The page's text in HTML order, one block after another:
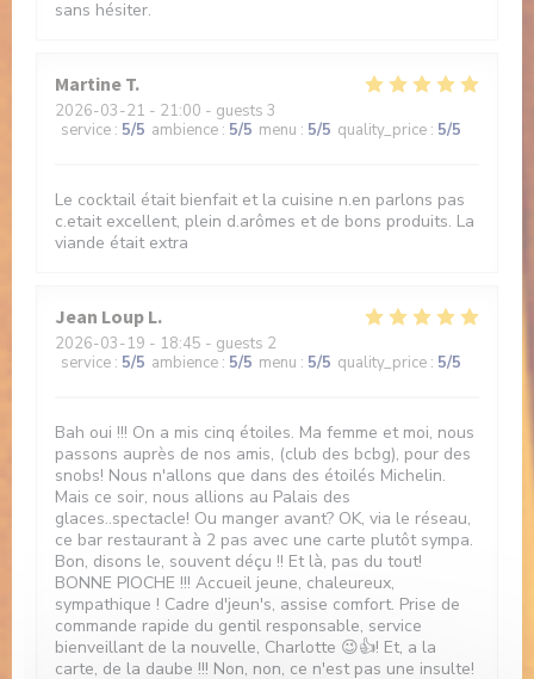
sans hésiter.
Martine T
2026-03-21 - 21:00 - guests 3
service : 5/5 ambience : 5/5 menu : 5/5 quality_price : 5/5
Le cocktail était bienfait et la cuisine n.en parlons pas
c.etait excellent, plein d.arômes et de bons produits. La
viande était extra
Jean Loup L
2026-03-19 - 18:45 - guests 2
service : 5/5 ambience : 5/5 menu : 5/5 quality_price : 5/5
Bah oui !!! On a mis cinq étoiles. Ma femme et moi, nous
passons auprès de nos amis, (club des bcbg), pour des
snobs! Nous n'allons que dans des étoilés Michelin.
Mais ce soir, nous allions au Palais des
glaces..spectacle! Ou manger avant? OK, via le réseau,
ce bar restaurant à 2 pas avec une carte plutôt sympa.
Bon, disons le, souvent déçu !! Et là, pas du tout!
BONNE PIOCHE !!! Accueil jeune, chaleureux,
sympathique ! Cadre d'jeun's, assise comfort. Prise de
commande rapide du gentil responsable, service
bienveillant de la nouvelle, Charlotte 😉👍! Et, a la
carte, de la daube !!! Non, non, ce n'est pas une insulte!